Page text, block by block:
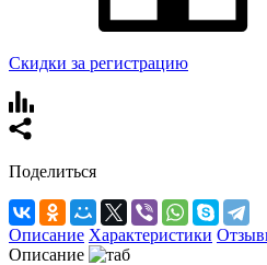
Скидки за регистрацию
Поделиться
Описание Характеристики
Описание